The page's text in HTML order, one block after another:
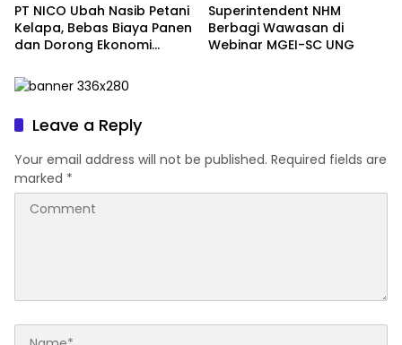
PT NICO Ubah Nasib Petani
Kelapa, Bebas Biaya Panen
dan Dorong Ekonomi
Superintendent NHM
Berbagi Wawasan di
Webinar MGEI-SC UNG
Leave a Reply
Your email address will not be published. Required fields are
marked *